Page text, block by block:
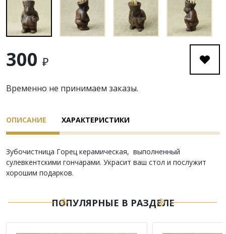
300 ₽
Временно не принимаем заказы.
ОПИСАНИЕ ХАРАКТЕРИСТИКИ
Зубочистница Горец керамическая, выполненный
сулевкентскими гончарами. Украсит ваш стол и послужит
хорошим подарков.
ПОПУЛЯРНЫЕ В РАЗДЕЛЕ